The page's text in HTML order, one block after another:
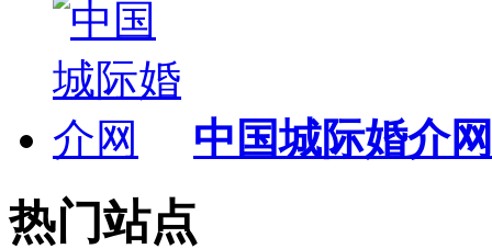
中国城际婚介网
热门站点